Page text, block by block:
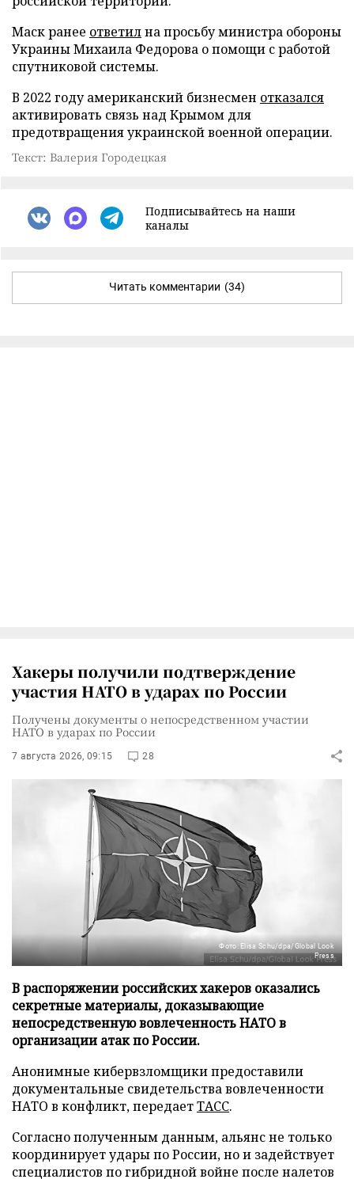
Маск ранее ответилна просьбу министра обороны
Украины Михаила Федорова о помощи с работой
спутниковой системы.
В 2022 году американский бизнесмен отказался
активировать связь над Крымом для
предотвращения украинской военной операции.
Текст: Валерия Городецкая
Подписывайтесь на наши
каналы
Читать комментарии (34)
Хакеры получили подтверждение
участия НАТО в ударах по России
Получены документы о непосредственном участии
НАТО в ударах по России
7 августа 2026, 09:15 28
Фото: Elisa Schu/dpa/Global Look
Press
В распоряжении российских хакеров оказались
секретные материалы, доказывающие
непосредственную вовлеченность НАТО в
организации атак по России.
Анонимные кибервзломщики предоставили
документальные свидетельства вовлеченности
НАТО в конфликт, передаетТАСС.
Согласно полученным данным, альянс не только
координирует удары по России, но и задействует
специалистов по гибридной войне после налетов